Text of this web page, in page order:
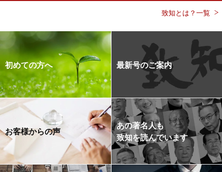
致知とは？一覧
初めての方へ 最新号のご案内
お客様からの声
あの著名人も
致知を読んでいます